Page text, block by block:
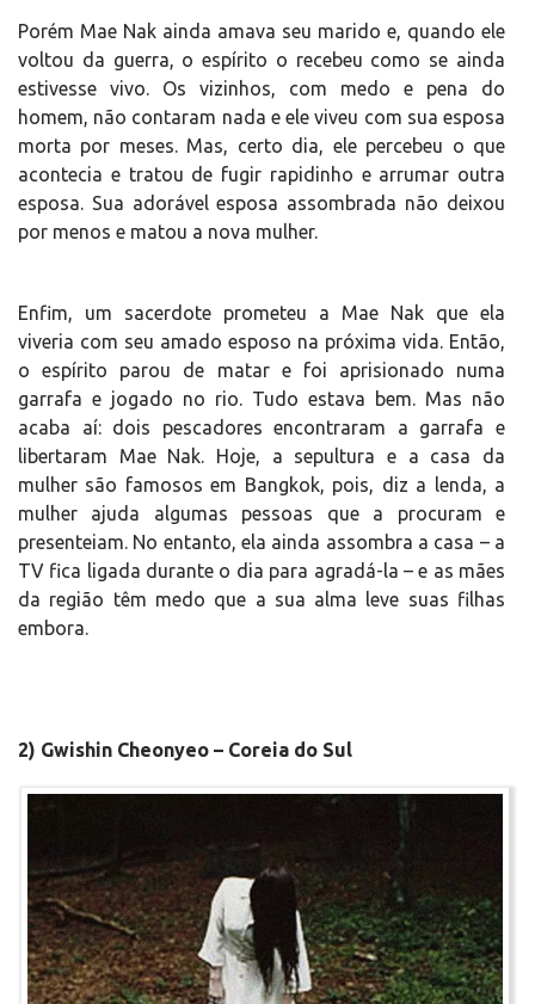
Porém Mae Nak ainda amava seu marido e, quando ele
voltou da guerra, o espírito o recebeu como se ainda
estivesse vivo. Os vizinhos, com medo e pena do
homem, não contaram nada e ele viveu com sua esposa
morta por meses. Mas, certo dia, ele percebeu o que
acontecia e tratou de fugir rapidinho e arrumar outra
esposa. Sua adorável esposa assombrada não deixou
por menos e matou a nova mulher.
Enfim, um sacerdote prometeu a Mae Nak que ela
viveria com seu amado esposo na próxima vida. Então,
o espírito parou de matar e foi aprisionado numa
garrafa e jogado no rio. Tudo estava bem. Mas não
acaba aí: dois pescadores encontraram a garrafa e
libertaram Mae Nak. Hoje, a sepultura e a casa da
mulher são famosos em Bangkok, pois, diz a lenda, a
mulher ajuda algumas pessoas que a procuram e
presenteiam. No entanto, ela ainda assombra a casa – a
TV fica ligada durante o dia para agradá-la – e as mães
da região têm medo que a sua alma leve suas filhas
embora.
2) Gwishin Cheonyeo – Coreia do Sul